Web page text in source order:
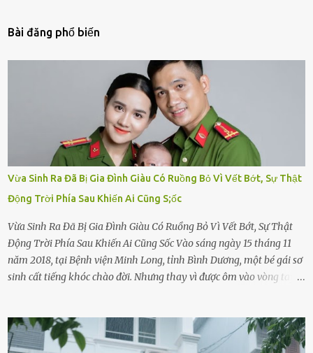
Bài đăng phổ biến
Vừa Sinh Ra Đã Bị Gia Đình Giàu Có Ruồng Bỏ Vì Vết Bớt, Sự Thật
Động Trời Phía Sau Khiến Ai Cũng S;ốc
Vừa Sinh Ra Đã Bị Gia Đình Giàu Có Ruồng Bỏ Vì Vết Bớt, Sự Thật
Động Trời Phía Sau Khiến Ai Cũng Sốc Vào sáng ngày 15 tháng 11
năm 2018, tại Bệnh viện Minh Long, tỉnh Bình Dương, một bé gái sơ
sinh cất tiếng khóc chào đời. Nhưng thay vì được ôm vào vòng tay
hảo, địa vị cao sang của ông Trần Quốc Tùng xem như điềm gở. Ông
Tùng, một doanh nhân quyền lực có tiếng ở Bình Dương, cùng vợ là